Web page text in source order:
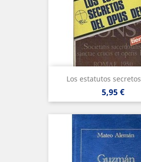
Los estatutos
Precio
5,95 €